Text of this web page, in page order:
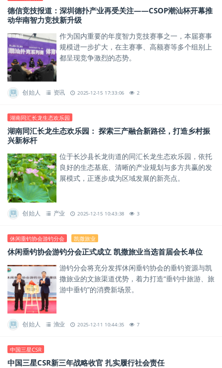
德信竞技报道：深圳德扑产业再受关注——CSOP潮汕杯开幕推
动华南智力竞技新升级
作为国内重要的年度智力竞技赛事之一，本届赛事
规模进一步扩大，在主赛事、高额赛等多个组别上
都呈现竞争激烈的态势。
创始人 资讯 2025-12-15 17:33:06 2
湖南同汇长龙生态欢乐园
湖南同汇长龙生态欢乐园： 探索三产融合新路径，打造乡村振
兴新标杆
位于长沙县长龙街道的同汇长龙生态欢乐园，依托
良好的生态基底、清晰的产业规划与多方共赢的发
展模式，正逐步成为区域发展的新亮点。
创始人 产业 2025-12-15 10:43:38 3
休闲垂钓协会游钓分会 凯撒旅业
休闲垂钓协会游钓分会正式成立 凯撒旅业当选首届会长单位
游钓分会将充分发挥休闲垂钓协会的垂钓资源与凯
撒旅业的文旅渠道优势，着力打造“垂钓中旅游、旅
游中垂钓”的消费新场景。
创始人 渔业 2025-12-11 10:44:35 7
中国三星CSR
中国三星CSR新三年战略收官 扎实履行社会责任